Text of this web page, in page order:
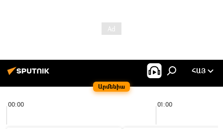
Արմենիա
ՀԱՅ
00:00 01:00